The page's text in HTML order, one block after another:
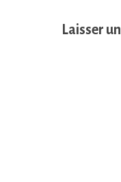
Laisser